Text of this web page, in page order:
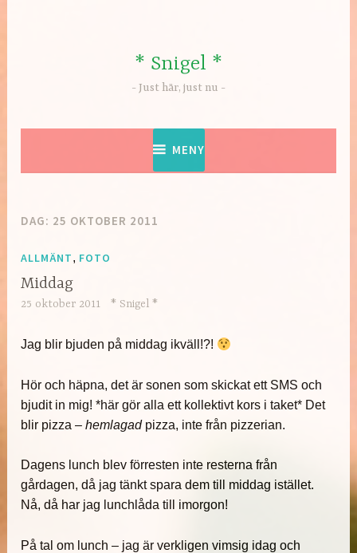
* Snigel *
Just här, just nu
MENY
DAG: 25 OKTOBER 2011
ALLMÄNT, FOTO
Middag
25 oktober 2011 * Snigel *
Jag blir bjuden på middag ikväll!?!
Hör och häpna, det är sonen som skickat ett SMS och
bjudit in mig! *här gör alla ett kollektivt kors i taket* Det
blir pizza –hemlagadpizza, inte från pizzerian.
Dagens lunch blev förresten inte resterna från
gårdagen, då jag tänkt spara dem till middag istället.
Nå, då har jag lunchlåda till imorgon!
På tal om lunch – jag är verkligen vimsig idag och